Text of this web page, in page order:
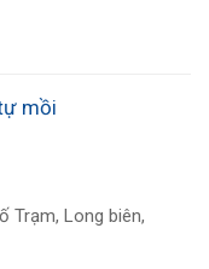
mồi
Trạm, Long biên,